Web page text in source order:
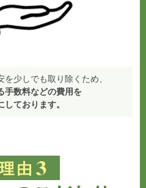
少しでも取り除くため、
手数料などの費用を
しております。